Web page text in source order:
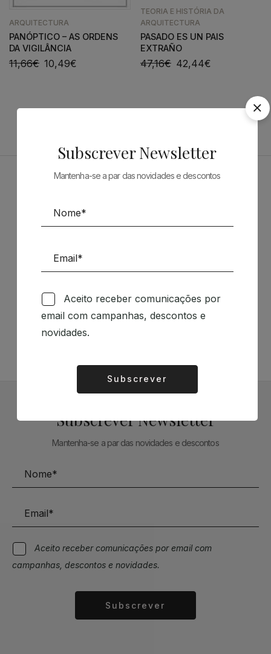
ARQUITECTURA
PANÓPTICO – AS ORDENS
DA VIGILÂNCIA
11,66€ 10,49€
TEORIA E HISTÓRIA DA
ARQUITECTURA
PASADO ES UN PAIS
EXTRAÑO
47,16€ 42,44€
Siga-nos nas Redes Sociais
Subscrever Newsletter
Mantenha-se a par das novidades e descontos
Aceito receber comunicações por email com
campanhas, descontos e novidades.
Subscrever
Subscrever Newsletter
Mantenha-se a par das novidades e descontos
Aceito receber comunicações por
email com campanhas, descontos e
novidades.
Subscrever